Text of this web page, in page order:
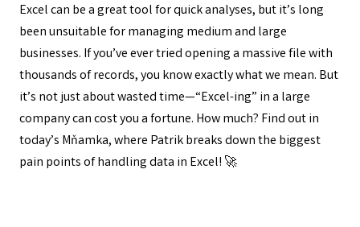
Excel can be a great tool for quick analyses, but it’s long
been unsuitable for managing medium and large
businesses. If you’ve ever tried opening a massive file with
thousands of records, you know exactly what we mean. But
it’s not just about wasted time—“Excel-ing” in a large
company can cost you a fortune. How much? Find out in
today’s Mňamka, where Patrik breaks down the biggest
pain points of handling data in Excel! 🚀